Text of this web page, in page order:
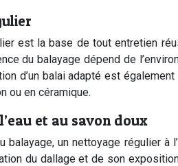
est la base de tout entretien
du balayage dépend de
d’un balai adapté est
ou en céramique.
et au savon doux
balayage, un nettoyage régulier
du dallage et de son